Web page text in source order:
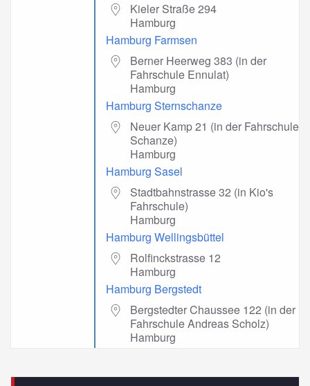
Kieler Straße 294
Hamburg
Hamburg Farmsen
Berner Heerweg 383 (in der
Fahrschule Ennulat)
Hamburg
Hamburg Sternschanze
Neuer Kamp 21 (in der Fahrschule
Schanze)
Hamburg
Hamburg Sasel
Stadtbahnstrasse 32 (in Kio's
Fahrschule)
Hamburg
Hamburg Wellingsbüttel
Rolfinckstrasse 12
Hamburg
Hamburg Bergstedt
Bergstedter Chaussee 122 (in der
Fahrschule Andreas Scholz)
Hamburg